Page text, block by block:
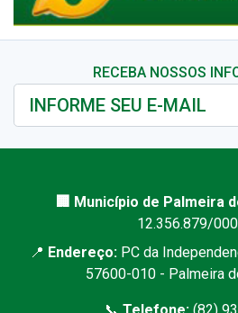
RECEBA NOSSOS
🏢 Município de Palmeira
12.356.879/
📍 Endereço: PC da
57600-010 - Palmeira